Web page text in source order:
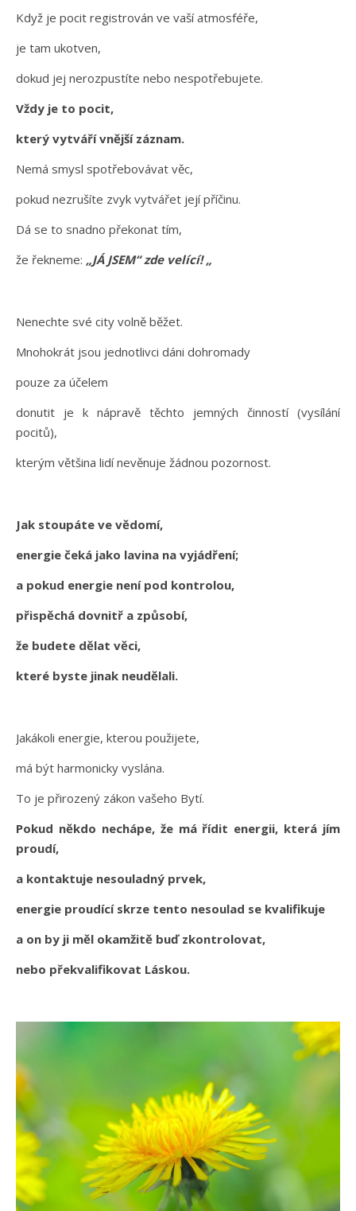
Když je pocit registrován ve vaší atmosféře,
je tam ukotven,
dokud jej nerozpustíte nebo nespotřebujete.
Vždy je to pocit,
který vytváří vnější záznam.
Nemá smysl spotřebovávat věc,
pokud nezrušíte zvyk vytvářet její příčinu.
Dá se to snadno překonat tím,
že řekneme: „JÁ JSEM“ zde velící! „
Nenechte své city volně běžet.
Mnohokrát jsou jednotlivci dáni dohromady
pouze za účelem
donutit je k nápravě těchto jemných činností (vysílání
pocitů),
kterým většina lidí nevěnuje žádnou pozornost.
Jak stoupáte ve vědomí,
energie čeká jako lavina na vyjádření;
a pokud energie není pod kontrolou,
přispěchá dovnitř a způsobí,
že budete dělat věci,
které byste jinak neudělali.
Jakákoli energie, kterou použijete,
má být harmonicky vyslána.
To je přirozený zákon vašeho Bytí.
Pokud někdo nechápe, že má řídit energii, která jím
proudí,
a kontaktuje nesouladný prvek,
energie proudící skrze tento nesoulad se kvalifikuje
a on by ji měl okamžitě buď zkontrolovat,
nebo překvalifikovat Láskou.